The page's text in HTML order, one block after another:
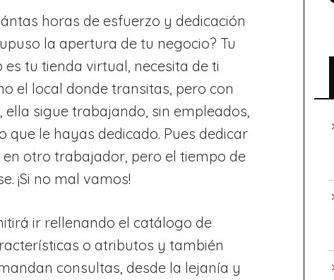
horas de esfuerzo y dedicación
la apertura de tu negocio? Tu
es tu tienda virtual, necesita de ti
el local donde transitas, pero con
sigue trabajando, sin empleados,
le hayas dedicado. Pues dedicar
otro trabajador, pero el tiempo de
¡Si no mal vamos!
ir rellenando el catálogo de
o atributos y también
consultas, desde la lejanía y